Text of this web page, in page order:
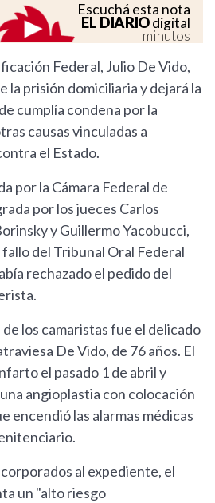
Escuchá esta nota
EL DIARIOdigital
minutos
Federal, Julio De Vido,
la prisión domiciliaria y dejará la
cumplía condena por la
causas vinculadas a
el Estado.
por la Cámara Federal de
por los jueces Carlos
y Guillermo Yacobucci,
del Tribunal Oral Federal
rechazado el pedido del
los camaristas fue el delicado
De Vido, de 76 años. El
el pasado 1 de abril y
angioplastia con colocación
encendió las alarmas médicas
al expediente, el
un "alto riesgo